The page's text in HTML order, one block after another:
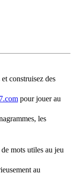
construisez des
pour jouer au
les
mots utiles au jeu
au